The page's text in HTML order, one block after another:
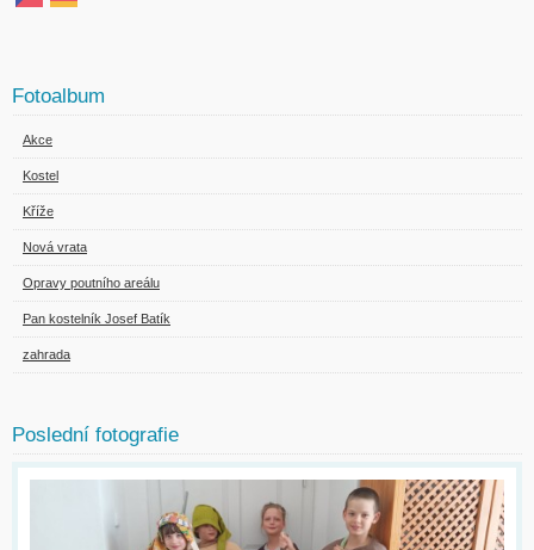
Fotoalbum
Akce
Kostel
Kříže
Nová vrata
Opravy poutního areálu
Pan kostelník Josef Batík
zahrada
Poslední fotografie